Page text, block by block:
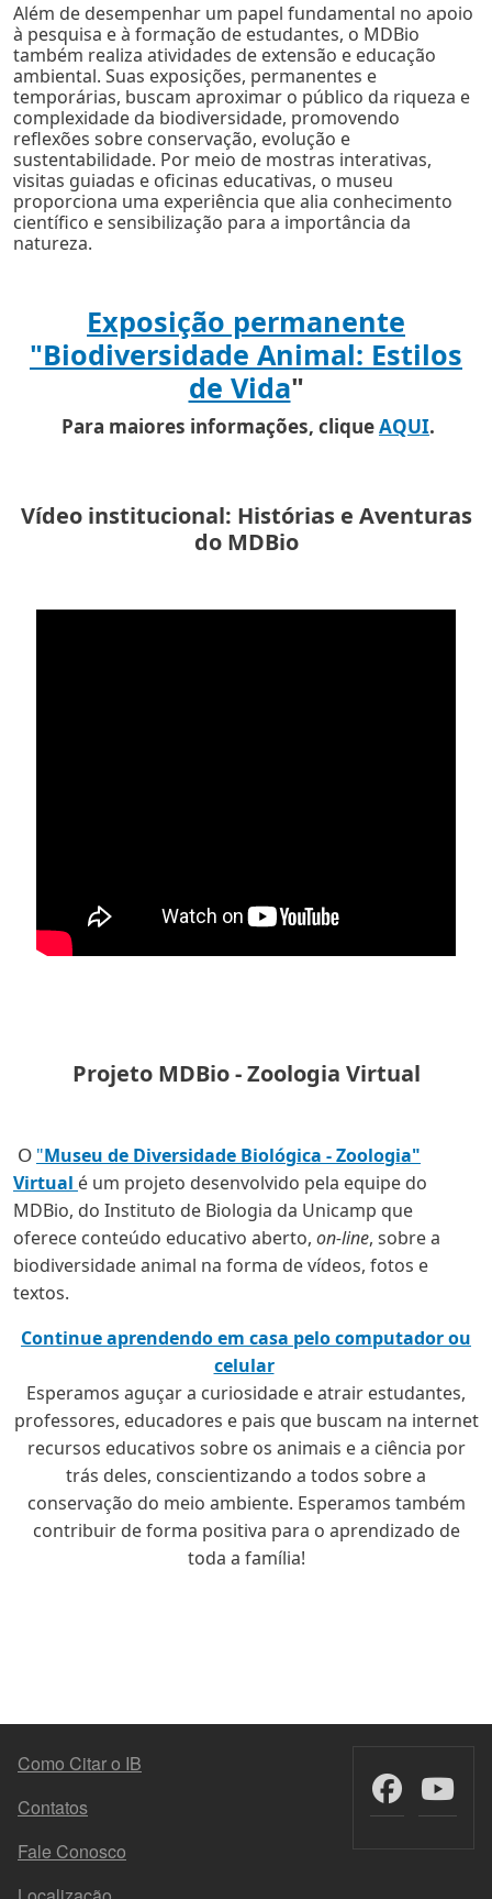
Além de desempenhar um papel fundamental no apoio
à pesquisa e à formação de estudantes, o MDBio
também realiza atividades de extensão e educação
ambiental. Suas exposições, permanentes e
temporárias, buscam aproximar o público da riqueza e
complexidade da biodiversidade, promovendo
reflexões sobre conservação, evolução e
sustentabilidade. Por meio de mostras interativas,
visitas guiadas e oficinas educativas, o museu
proporciona uma experiência que alia conhecimento
científico e sensibilização para a importância da
natureza.
Exposição permanente
"Biodiversidade Animal: Estilos
de Vida"
Para maiores informações, cliqueAQUI.
Vídeo institucional: Histórias e Aventuras
do MDBio
Projeto MDBio - Zoologia Virtual
O "Museu de Diversidade Biológica - Zoologia"
Virtual é um projeto desenvolvido pela equipe do
MDBio, do Instituto de Biologia da Unicamp que
oferece conteúdo educativo aberto, on-line, sobre a
biodiversidade animal na forma de vídeos, fotos e
textos.
Continue aprendendo em casa pelo computador ou
celular
Esperamos aguçar a curiosidade e atrair estudantes,
professores, educadores e pais que buscam na internet
recursos educativos sobre os animais e a ciência por
trás deles, conscientizando a todos sobre a
conservação do meio ambiente. Esperamos também
contribuir de forma positiva para o aprendizado de
toda a família!
MENU DO RODAPÉ
Como Citar o IB
Contatos
Fale Conosco